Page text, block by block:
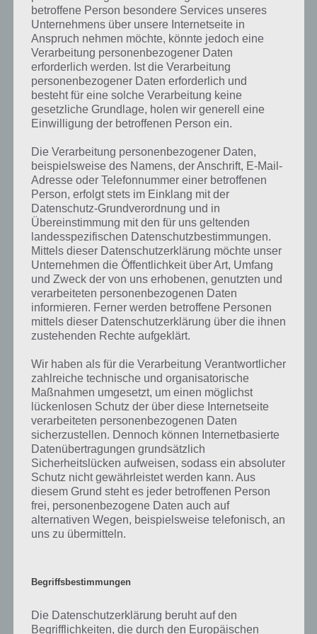
Bonus auf Kettensägen erhalten
Wie schon aus den vorigen Akten bekannt, gibt es die Möglichkeit
mehr Kettensägen bei den Jobs zu erhalten. Das Itchy & Scratchy
Land-Tor beinhaltet einen Bonus-Bereich, wenn du in diesem Bonus-
Objekte wie die Wildwasserbahn oder jetzt neu die Achterbahn
(Zoominator) platzierst. Weitere Bonusobjekte musst du mit dem
Itchy & Scratchy Geld kaufen. Weitere Streckenteile bringen dir dabei
1 Prozent Bonus und mehr. Achte bei den Objekten stets auf den
Bonus-Hinweis!
WICHTIG: Mit Akt 3 hat sich wieder der Bonus erhöht. Statt maximal
35 Prozent Bonus geht das ganze jetzt hoch auf bis zu 50 Prozent
Bonus. Du musst lediglich Platz im Bereich des Tores schaffen und
dort diese Bonusobjekte platzieren..
Das Spiel läuft nicht flüssig?
Wie bereits in Akt 1 gibt es ein Problem mit den Animationen, die bei
langsameren / älteren Geräten wohl dazu führen, dass Simpsons
Springfield nicht rund läuft. Einfach die Wildwasserbahn und nun die
Achterbahn nicht zu 100% verbinden und schon sollte es wieder
Übersicht über die Preise in Akt 3
Insgesamt gibt es in Akt 3 sechs Preise. Um diese in Simpsons
Springfield zu erhalten, brauchst du ingesamt 63.400 Kettensägen.
Tabellarische Auflistung der Preise
In der nachfolgenden Tabelle siehst du die Preise, wieviele
Preis
Benötige
Zoominator-
5.100 Neue Attraktion
betroffene Person besondere Services unseres
Unternehmens über unsere Internetseite in
Anspruch nehmen möchte, könnte jedoch eine
Verarbeitung personenbezogener Daten
erforderlich werden. Ist die Verarbeitung
personenbezogener Daten erforderlich und
besteht für eine solche Verarbeitung keine
gesetzliche Grundlage, holen wir generell eine
Einwilligung der betroffenen Person ein.
Die Verarbeitung personenbezogener Daten,
beispielsweise des Namens, der Anschrift, E-Mail-
Adresse oder Telefonnummer einer betroffenen
Person, erfolgt stets im Einklang mit der
Datenschutz-Grundverordnung und in
Übereinstimmung mit den für uns geltenden
landesspezifischen Datenschutzbestimmungen.
Mittels dieser Datenschutzerklärung möchte unser
Unternehmen die Öffentlichkeit über Art, Umfang
und Zweck der von uns erhobenen, genutzten und
verarbeiteten personenbezogenen Daten
informieren. Ferner werden betroffene Personen
mittels dieser Datenschutzerklärung über die ihnen
zustehenden Rechte aufgeklärt.
Wir haben als für die Verarbeitung Verantwortlicher
zahlreiche technische und organisatorische
Maßnahmen umgesetzt, um einen möglichst
lückenlosen Schutz der über diese Internetseite
verarbeiteten personenbezogenen Daten
sicherzustellen. Dennoch können Internetbasierte
Datenübertragungen grundsätzlich
Sicherheitslücken aufweisen, sodass ein absoluter
Schutz nicht gewährleistet werden kann. Aus
diesem Grund steht es jeder betroffenen Person
frei, personenbezogene Daten auch auf
alternativen Wegen, beispielsweise telefonisch, an
uns zu übermitteln.
Begriffsbestimmungen
Die Datenschutzerklärung beruht auf den
Begrifflichkeiten, die durch den Europäischen